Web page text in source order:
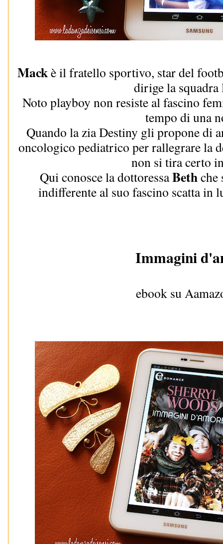
Mackè il fratello sportivo, star del
dirige la squadra
Noto playboy non resiste al fascino
tempo di una
Quando la zia Destiny gli propone di
oncologico pediatrico per rallegrare la
non si tira certo
Qui conosce la dottoressaBethche
indifferente al suo fascino scatta in
Immagini
ebook su